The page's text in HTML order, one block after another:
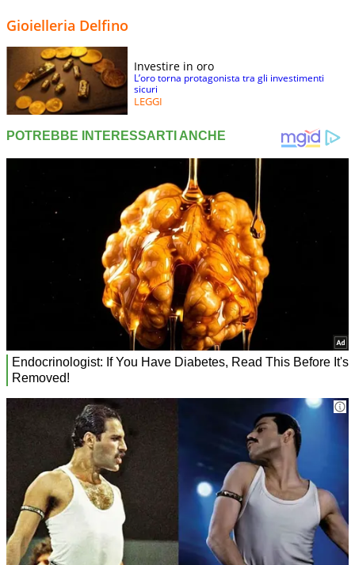
Gioielleria Delfino
Investire in oro
L’oro torna protagonista tra gli investimenti
sicuri
LEGGI